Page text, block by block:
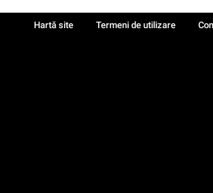
Hartă site Termeni de utilizare